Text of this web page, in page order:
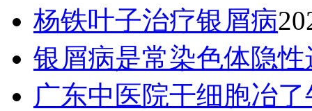
杨铁叶子治疗银屑病
银屑病是常染色体隐性
广东中医院干细胞冶